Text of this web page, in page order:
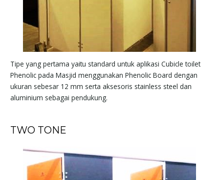
Tipe yang pertama yaitu standard untuk aplikasi Cubicle toilet
Phenolic pada Masjid menggunakan Phenolic Board dengan
ukuran sebesar 12 mm serta aksesoris stainless steel dan
aluminium sebagai pendukung.
TWO TONE